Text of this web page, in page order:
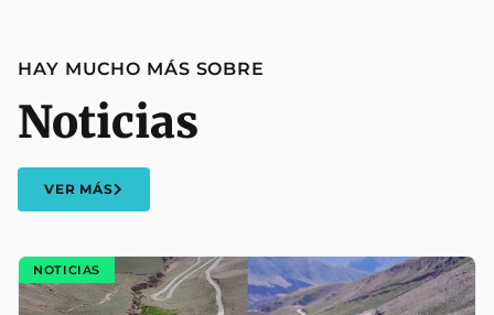
HAY MUCHO MÁS SOBRE
Noticias
VER MÁS
NOTICIAS